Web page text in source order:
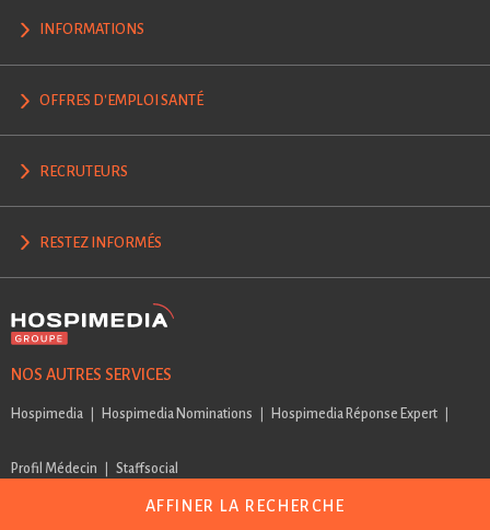
AFFINER LA RECHERCHE
INFORMATIONS
OFFRES D'EMPLOI SANTÉ
RECRUTEURS
RESTEZ INFORMÉS
NOS AUTRES SERVICES
Hospimedia Hospimedia Nominations Hospimedia Réponse Expert
Profil Médecin Staffsocial